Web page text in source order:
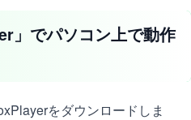
」でパソコン上で動作
をダウンロードしま